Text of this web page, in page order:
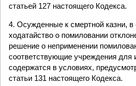
статьей 127 настоящего Кодекса.
4. Осужденные к смертной казни, в
ходатайство о помиловании
решение о неприменении
соответствующие учреждения для
содержатся в условиях,
статьи 131 настоящего Кодекса.